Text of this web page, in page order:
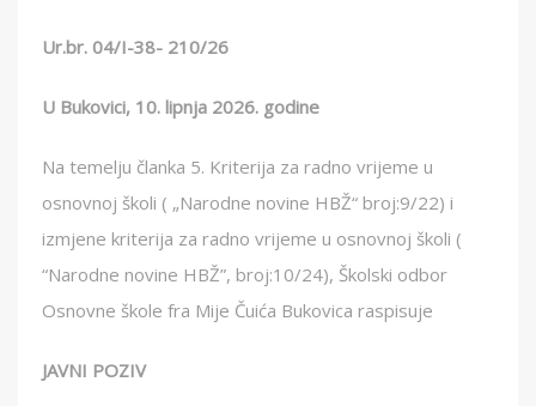
Ur.br. 04/I-38- 210/26
U Bukovici, 10. lipnja 2026. godine
Na temelju članka 5. Kriterija za radno vrijeme u
osnovnoj školi ( „Narodne novine HBŽ“ broj:9/22) i
izmjene kriterija za radno vrijeme u osnovnoj školi (
“Narodne novine HBŽ”, broj:10/24), Školski odbor
Osnovne škole fra Mije Čuića Bukovica raspisuje
JAVNI POZIV